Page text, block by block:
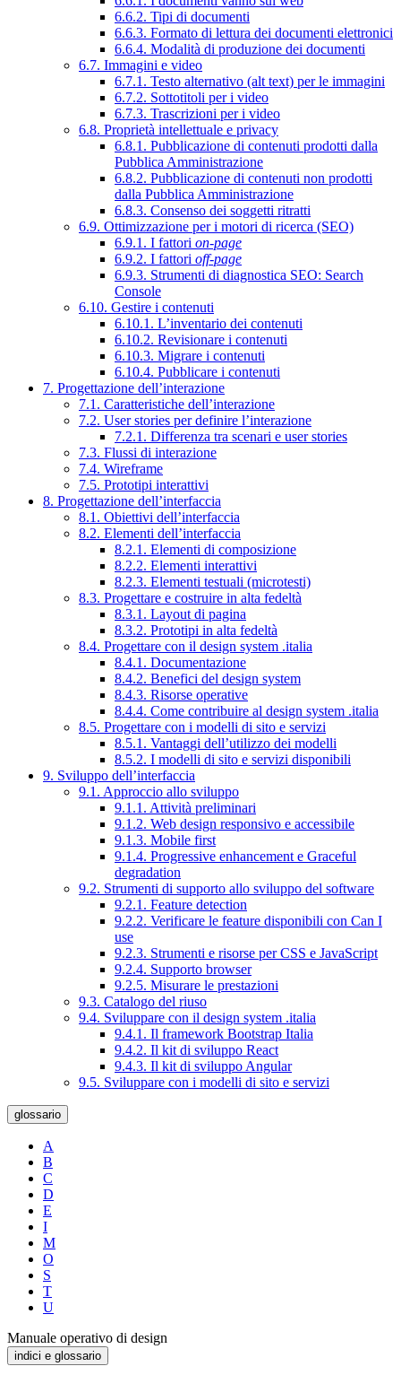
6.6.2. Tipi di documenti
6.6.3. Formato di lettura dei documenti elettronici
6.6.4. Modalità di produzione dei documenti
6.7. Immagini e video
6.7.1. Testo alternativo (alt text) per le immagini
6.7.2. Sottotitoli per i video
6.7.3. Trascrizioni per i video
6.8. Proprietà intellettuale e privacy
6.8.1. Pubblicazione di contenuti prodotti dalla
Pubblica Amministrazione
6.8.2. Pubblicazione di contenuti non prodotti
dalla Pubblica Amministrazione
6.8.3. Consenso dei soggetti ritratti
6.9. Ottimizzazione per i motori di ricerca (SEO)
6.9.1. I fattori on-page
6.9.2. I fattori off-page
6.9.3. Strumenti di diagnostica SEO: Search
Console
6.10. Gestire i contenuti
6.10.1. L’inventario dei contenuti
6.10.2. Revisionare i contenuti
6.10.3. Migrare i contenuti
6.10.4. Pubblicare i contenuti
7. Progettazione dell’interazione
7.1. Caratteristiche dell’interazione
7.2. User stories per definire l’interazione
7.2.1. Differenza tra scenari e user stories
7.3. Flussi di interazione
7.4. Wireframe
7.5. Prototipi interattivi
8. Progettazione dell’interfaccia
8.1. Obiettivi dell’interfaccia
8.2. Elementi dell’interfaccia
8.2.1. Elementi di composizione
8.2.2. Elementi interattivi
8.2.3. Elementi testuali (microtesti)
8.3. Progettare e costruire in alta fedeltà
8.3.1. Layout di pagina
8.3.2. Prototipi in alta fedeltà
8.4. Progettare con il design system .italia
8.4.1. Documentazione
8.4.2. Benefici del design system
8.4.3. Risorse operative
8.4.4. Come contribuire al design system .italia
8.5. Progettare con i modelli di sito e servizi
8.5.1. Vantaggi dell’utilizzo dei modelli
8.5.2. I modelli di sito e servizi disponibili
9. Sviluppo dell’interfaccia
9.1. Approccio allo sviluppo
9.1.1. Attività preliminari
9.1.2. Web design responsivo e accessibile
9.1.3. Mobile first
9.1.4. Progressive enhancement e Graceful
degradation
9.2. Strumenti di supporto allo sviluppo del software
9.2.1. Feature detection
9.2.2. Verificare le feature disponibili con Can I
use
9.2.3. Strumenti e risorse per CSS e JavaScript
9.2.4. Supporto browser
9.2.5. Misurare le prestazioni
9.3. Catalogo del riuso
9.4. Sviluppare con il design system .italia
9.4.1. Il framework Bootstrap Italia
9.4.2. Il kit di sviluppo React
9.4.3. Il kit di sviluppo Angular
9.5. Sviluppare con i modelli di sito e servizi
glossario
A
B
C
D
E
I
M
O
S
T
U
Manuale operativo di design
indici e glossario